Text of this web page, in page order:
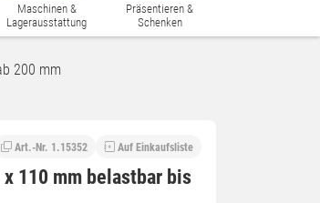
Maschinen &
Lagerausstattung
Präsentieren &
Schenken
200 mm
Art.-Nr. 1.15352 Auf Einkaufsliste
110 mm belastbar bis